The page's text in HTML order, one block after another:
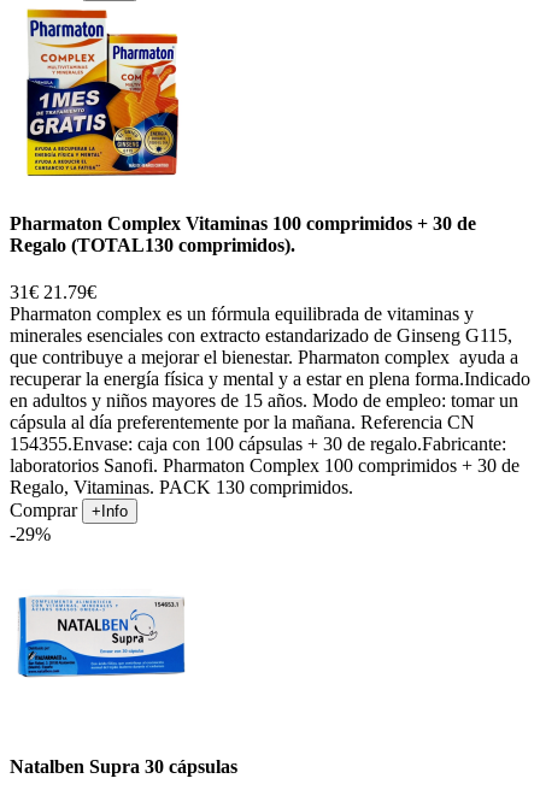
Pharmaton Complex Vitaminas 100 comprimidos + 30 de
Regalo (TOTAL130 comprimidos).
31€ 21.79€
Pharmaton complex es un fórmula equilibrada de vitaminas y
minerales esenciales con extracto estandarizado de Ginseng G115,
que contribuye a mejorar el bienestar. Pharmaton complex ayuda a
recuperar la energía física y mental y a estar en plena forma.Indicado
en adultos y niños mayores de 15 años. Modo de empleo: tomar un
cápsula al día preferentemente por la mañana. Referencia CN
154355.Envase: caja con 100 cápsulas + 30 de regalo.Fabricante:
laboratorios Sanofi. Pharmaton Complex 100 comprimidos + 30 de
Regalo, Vitaminas. PACK 130 comprimidos.
Comprar
+Info
-29%
Natalben Supra 30 cápsulas